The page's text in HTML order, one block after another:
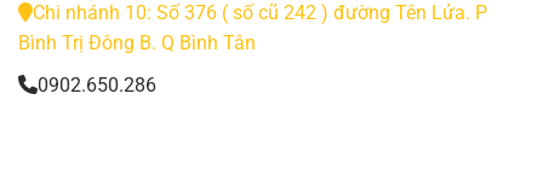
Chi nhánh 10: Số 376 ( số cũ 242 ) đường Tên Lửa. P
Bình Trị Đông B. Q Bình Tân
0902.650.286